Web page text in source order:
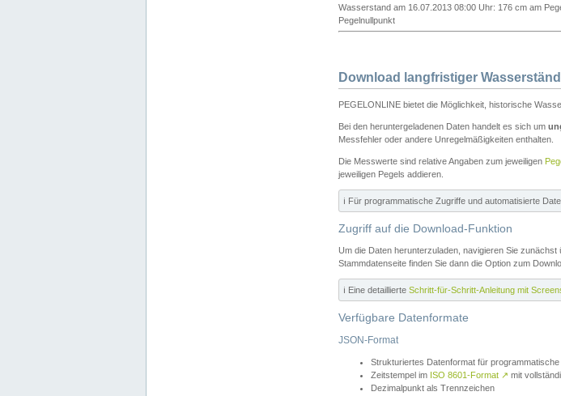
Wasserstand am 16.07.2013 08:00 Uhr: 176 cm am
Pegelnullpunkt
Download langfristiger
PEGELONLINE bietet die Möglichkeit, historische
Bei den heruntergeladenen Daten handelt es sich um
Messfehler oder andere Unregelmäßigkeiten enthalten.
Die Messwerte sind relative Angaben zum jeweiligen
jeweiligen Pegels addieren.
ℹ️ Für programmatische Zugriffe und automatisierte
Zugriff auf die Download-Funktion
Um die Daten herunterzuladen, navigieren Sie zunächst
Stammdatenseite finden Sie dann die Option zum
ℹ️ Eine detaillierte Schritt-für-Schritt-Anleitung mit
Verfügbare Datenformate
JSON-Format
Strukturiertes Datenformat für programmatische
Zeitstempel im ISO 8601-Format ↗ mit
Dezimalpunkt als Trennzeichen